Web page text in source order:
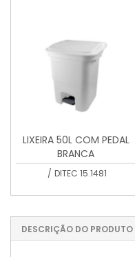
LIXEIRA 50L COM PEDAL
BRANCA
/ DITEC 15.1481
DESCRIÇÃO DO PRODUTO